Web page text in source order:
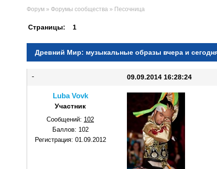
Форум » Форумы сообщества » Песочница
Страницы: 1
Древний Мир: музыкальные образы вчера и
Luba Vovk
Участник
Сообщений: 102
Баллов: 102
Регистрация: 01.09.2012
09.09.2014 16:28:24